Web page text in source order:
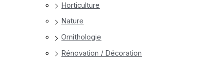
Horticulture
Nature
Ornithologie
Rénovation / Décoration